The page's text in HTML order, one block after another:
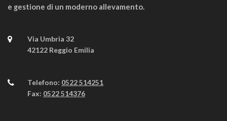
e gestione di un moderno allevamento.
Via Umbria 32
42122 Reggio Emilia
Telefono: 0522 514251
Fax: 0522 514376